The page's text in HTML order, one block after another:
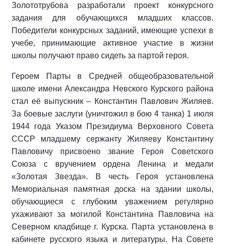
Золототрубова разработали проект конкурсного
задания для обучающихся младших классов.
Победители конкурсных заданий, имеющие успехи в
учебе, принимающие активное участие в жизни
школы получают право сидеть за партой героя.
Героем Парты в Средней общеобразовательной
школе имени Александра Невского Курского района
стал её выпускник – Константин Павлович Жиляев.
За боевые заслуги (уничтожил в бою 4 танка) 1 июля
1944 года Указом Президиума Верховного Совета
СССР младшему сержанту Жиляеву Константину
Павловичу присвоено звание Героя Советского
Союза с вручением ордена Ленина и медали
«Золотая Звезда». В честь Героя установлена
Мемориальная памятная доска на здании школы,
обучающиеся с глубоким уважением регулярно
ухаживают за могилой Константина Павловича на
Северном кладбище г. Курска. Парта установлена в
кабинете русского языка и литературы. На Совете